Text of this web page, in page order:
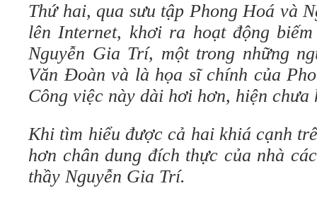
Thứ hai, qua sưu tập Phong Hoá và
lên Internet, khơi ra hoạt động
Nguyễn Gia Trí, một trong những
Văn Đoàn và là họa sĩ chính của
Công việc này dài hơi hơn, hiện chưa
Khi tìm hiểu được cả hai khiá cạnh
hơn chân dung đích thực của nhà
thầy Nguyễn Gia Trí.